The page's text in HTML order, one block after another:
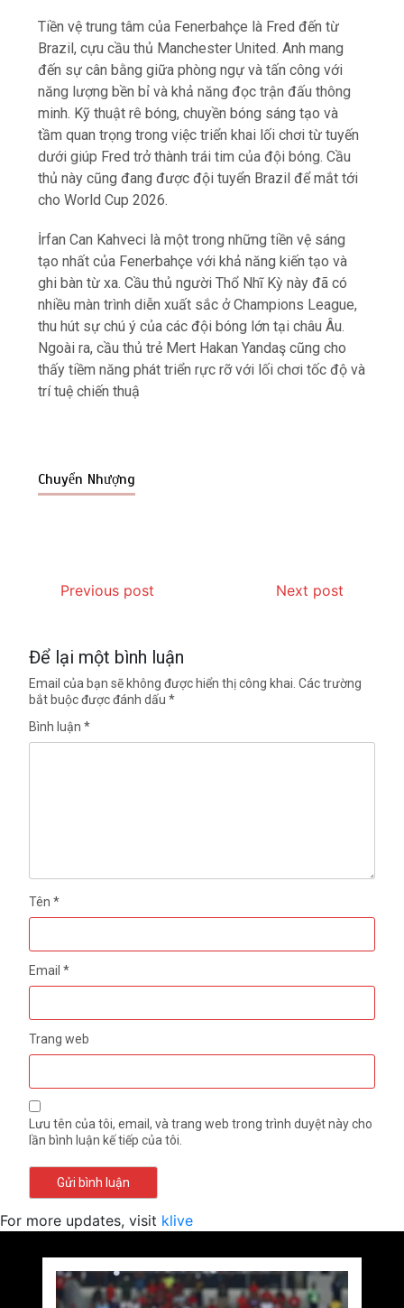
Tiền vệ trung tâm của Fenerbahçe là Fred đến từ
Brazil, cựu cầu thủ Manchester United. Anh mang
đến sự cân bằng giữa phòng ngự và tấn công với
năng lượng bền bỉ và khả năng đọc trận đấu thông
minh. Kỹ thuật rê bóng, chuyền bóng sáng tạo và
tầm quan trọng trong việc triển khai lối chơi từ tuyến
dưới giúp Fred trở thành trái tim của đội bóng. Cầu
thủ này cũng đang được đội tuyển Brazil để mắt tới
cho World Cup 2026.
İrfan Can Kahveci là một trong những tiền vệ sáng
tạo nhất của Fenerbahçe với khả năng kiến tạo và
ghi bàn từ xa. Cầu thủ người Thổ Nhĩ Kỳ này đã có
nhiều màn trình diễn xuất sắc ở Champions League,
thu hút sự chú ý của các đội bóng lớn tại châu Âu.
Ngoài ra, cầu thủ trẻ Mert Hakan Yandaş cũng cho
thấy tiềm năng phát triển rực rỡ với lối chơi tốc độ và
trí tuệ chiến thuậ
Chuyển Nhượng
Previous post Next post
Để lại một bình luận
Email của bạn sẽ không được hiển thị công khai. Các trường
bắt buộc được đánh dấu*
Bình luận*
Tên*
Email*
Trang web
Lưu tên của tôi, email, và trang web trong trình duyệt này cho
lần bình luận kế tiếp của tôi.
For more updates, visit klive